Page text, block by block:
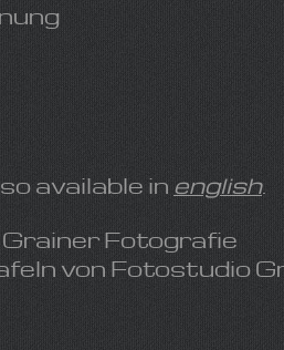
available in english.
Fotografie
von Fotostudio